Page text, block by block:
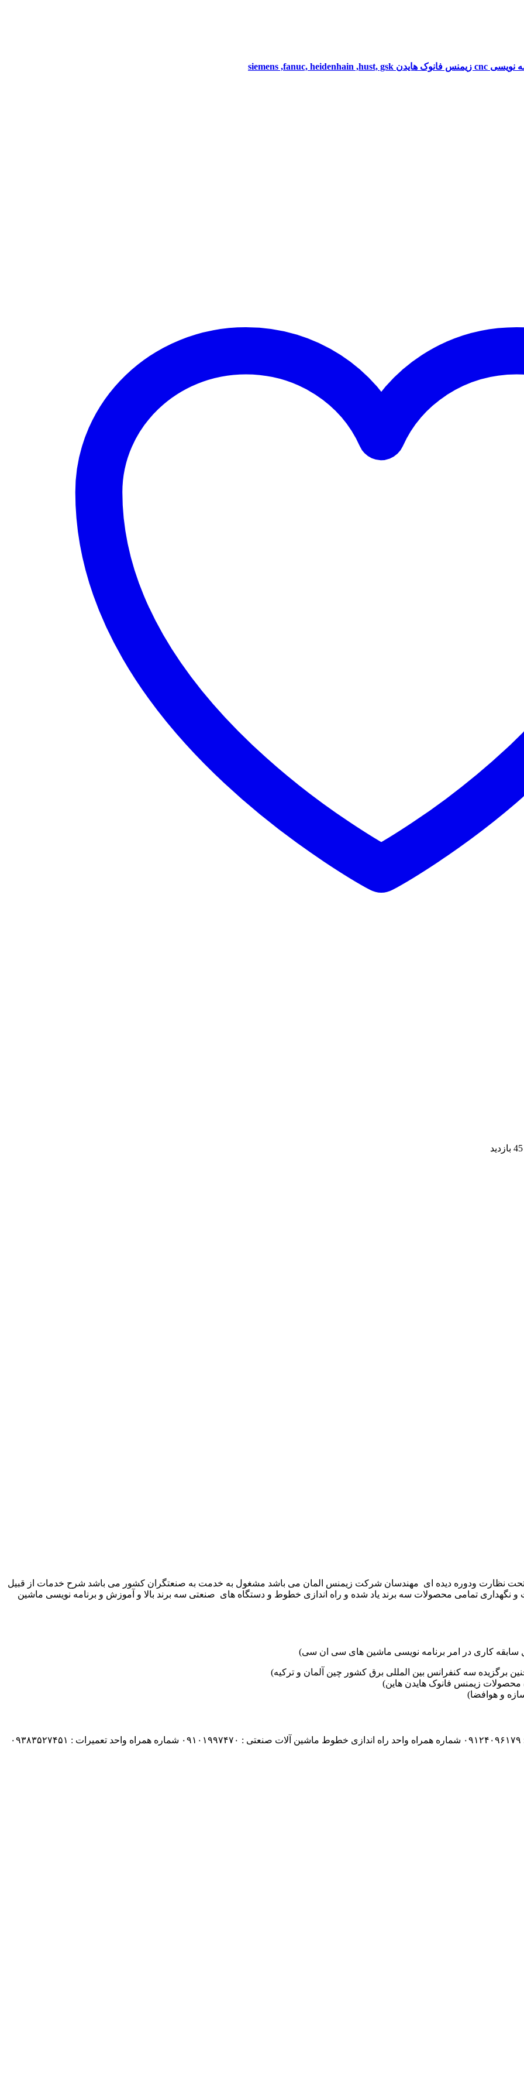
45 بازدید
تکنوست با مدیریت مهندس علی فرخانی که از سال ۱۳۶۵ تحت نظارت ودوره دیده ای مهندسان شرکت زیمنس المان می باشد مشغول به خدمت به صنعتگران کشور می باشد شرح خدمات از قبیل
نگهداری تمامی محصولات سه برند یاد شده و راه اندازی خطوط و دستگاه های صنعتی سه برند بالا و آموزش و برنامه نویسی ماشین
برگزیده سه کنفرانس بین المللی برق کشور چین آلمان و ترکیه)
زیمنس فانوک هایدن هاین)
و هوافضا)